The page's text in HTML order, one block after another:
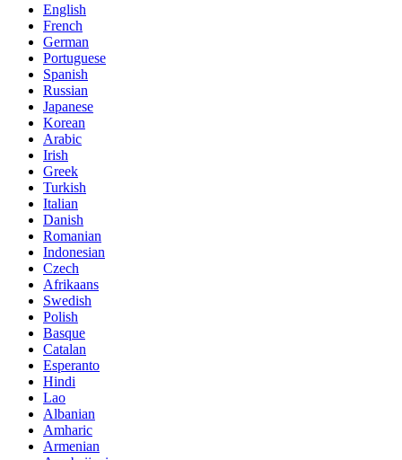
English
French
German
Portuguese
Spanish
Russian
Japanese
Korean
Arabic
Irish
Greek
Turkish
Italian
Danish
Romanian
Indonesian
Czech
Afrikaans
Swedish
Polish
Basque
Catalan
Esperanto
Hindi
Lao
Albanian
Amharic
Armenian